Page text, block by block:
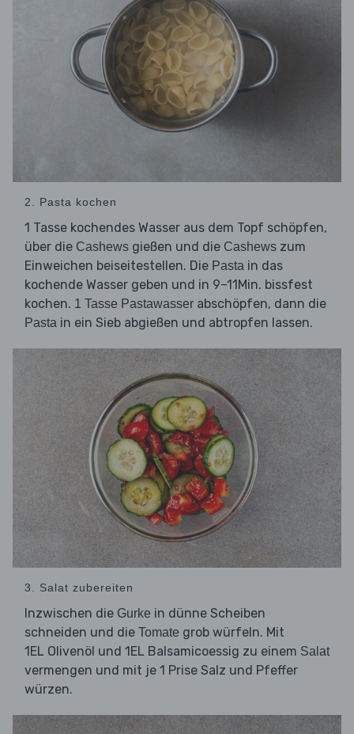
2. Pasta kochen
1 Tasse kochendes Wasser aus dem Topf schöpfen,
über die Cashews gießen und die Cashews zum
Einweichen beiseitestellen. Die Pasta in das
kochende Wasser geben und in 9–11Min. bissfest
kochen. 1 Tasse Pastawasser abschöpfen, dann die
Pasta in ein Sieb abgießen und abtropfen lassen.
3. Salat zubereiten
Inzwischen die Gurke in dünne Scheiben
schneiden und die Tomate grob würfeln. Mit
1EL Olivenöl und 1EL Balsamicoessig zu einem Salat
vermengen und mit je 1 Prise Salz und Pfeffer
würzen.